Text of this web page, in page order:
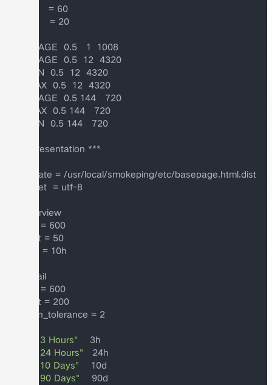
step     = 60
pings    = 20
AVERAGE  0.5   1  1008
AVERAGE  0.5  12  4320
    MIN  0.5  12  4320
    MAX  0.5  12  4320
AVERAGE  0.5 144   720
    MAX  0.5 144   720
    MIN  0.5 144   720
*** Presentation ***
template = /usr/local/smokeping/etc/basepage.html.dist
charset  = utf-8
+ overview
width = 600
height = 50
range = 10h
+ detail
width = 600
height = 200
unison_tolerance = 2
"Last 3 Hours"
"Last 24 Hours"
"Last 10 Days"
"Last 90 Days"
    90d